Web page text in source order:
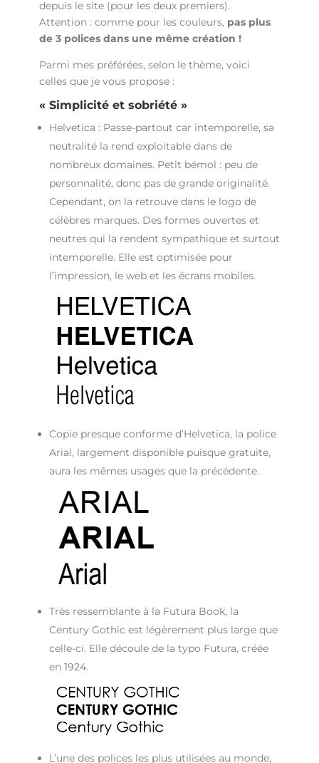
depuis le site (pour les deux premiers).
Attention : comme pour les couleurs, pas plus
de 3 polices dans une même création !
Parmi mes préférées, selon le thème, voici
celles que je vous propose :
« Simplicité et sobriété »
Helvetica : Passe-partout car intemporelle, sa
neutralité la rend exploitable dans de
nombreux domaines. Petit bémol : peu de
personnalité, donc pas de grande originalité.
Cependant, on la retrouve dans le logo de
célèbres marques. Des formes ouvertes et
neutres qui la rendent sympathique et surtout
intemporelle. Elle est optimisée pour
l’impression, le web et les écrans mobiles.
Copie presque conforme d’Helvetica, la police
Arial, largement disponible puisque gratuite,
aura les mêmes usages que la précédente.
Très ressemblante à la Futura Book, la
Century Gothic est légèrement plus large que
celle-ci. Elle découle de la typo Futura, créée
en 1924.
L’une des polices les plus utilisées au monde,